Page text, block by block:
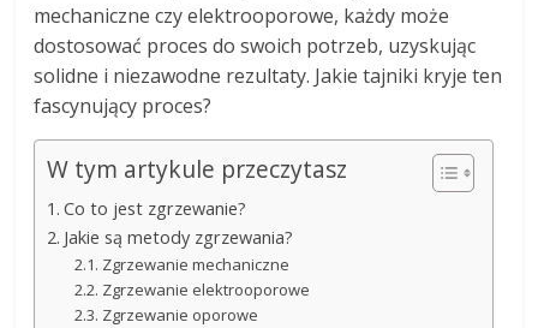
mechaniczne czy elektrooporowe, każdy może
dostosować proces do swoich potrzeb, uzyskując
solidne i niezawodne rezultaty. Jakie tajniki kryje ten
fascynujący proces?
W tym artykule przeczytasz
Co to jest zgrzewanie?
Jakie są metody zgrzewania?
Zgrzewanie mechaniczne
Zgrzewanie elektrooporowe
Zgrzewanie oporowe